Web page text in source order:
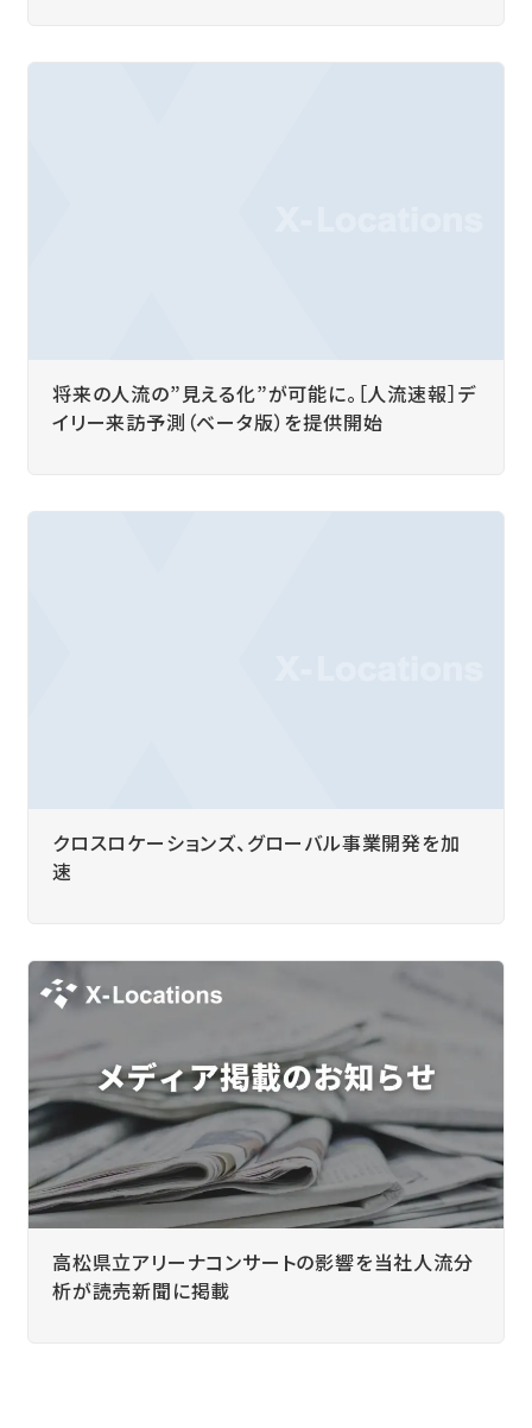
将来の人流の”見える化”が可能に。［人流速報］デ
イリー来訪予測（ベータ版）を提供開始
クロスロケーションズ、グローバル事業開発を加
速
高松県立アリーナコンサートの影響を当社人流分
析が読売新聞に掲載